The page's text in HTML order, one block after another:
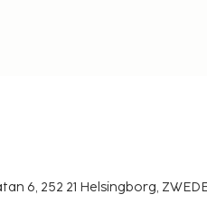
6, 252 21 Helsingborg,